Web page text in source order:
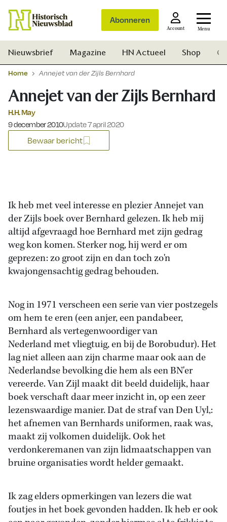
Abonneren
Account Menu
Zoek
Nieuwsbrief Magazine HN Actueel Shop
Home Annejet van der Zijls Bernhard
Annejet van der Zijls Bernhard
H.H. May
Gepubliceerd op:
9 december 2010Update 7 april 2020
Bewaar bericht
Ik heb met veel interesse en plezier Annejet van
der Zijls boek over Bernhard gelezen. Ik heb mij
altijd afgevraagd hoe Bernhard met zijn gedrag
weg kon komen. Sterker nog, hij werd er om
geprezen: zo groot zijn en dan toch zo'n
kwajongensachtig gedrag behouden.
Nog in 1971 verscheen een serie van vier postzegels
om hem te eren (een anjer, een pandabeer,
Bernhard als vertegenwoordiger van
Nederland met vliegtuig, en bij de Borobudur). Het
lag niet alleen aan zijn charme maar ook aan de
Nederlandse bevolking die hem als een BN'er
vereerde. Van Zijl maakt dit beeld duidelijk, haar
boek verschaft daar meer inzicht in, op een zeer
lezenswaardige manier. Dat de straf van Den Uyl,:
het afnemen van Bernhards uniformen, raak was,
maakt zij volkomen duidelijk. Ook het
verdonkeremanen van zijn lidmaatschappen van
bruine organisaties wordt helder gemaakt.
Ik zag elders opmerkingen van lezers die wat
foutjes in het boek gevonden hadden. Ik heb er ook